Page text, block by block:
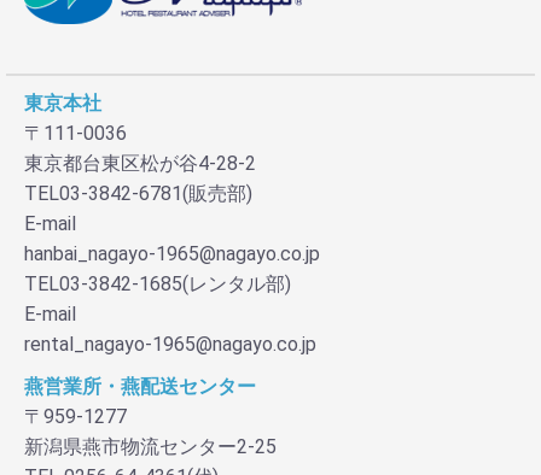
東京本社
〒111-0036
東京都台東区松が谷4-28-2
TEL03-3842-6781(販売部)
E-mail
hanbai_nagayo-1965@nagayo.co.jp
TEL03-3842-1685(レンタル部)
E-mail
rental_nagayo-1965@nagayo.co.jp
燕営業所・燕配送センター
〒959-1277
新潟県燕市物流センター2-25